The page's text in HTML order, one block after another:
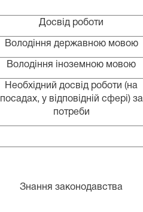
Досвід роботи
Володіння державною мовою
Володіння іноземною мовою
Необхідний досвід роботи (на
посадах, у відповідній сфері) за
потреби
Знання законодавства